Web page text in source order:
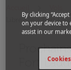
Libreville a Fort
Fort
Aucun tarif
By clicking
on your device to
assist in our